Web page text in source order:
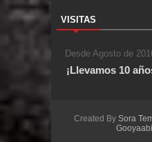
VISITAS
Desde Agosto de
¡Llevamos 10
Created By Sora